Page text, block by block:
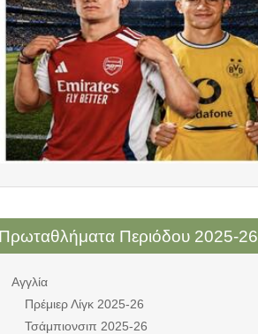
Πρωταθλήματα Περιόδου 2025-26
Αγγλία
Πρέμιερ Λίγκ 2025-26
Τσάμπιονσιπ 2025-26